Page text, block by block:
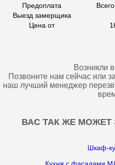
Предоплата
Выезд замерщика
Цена от
Возникли
Позвоните нам сейчас или
наш лучший менеджер
ВАС ТАК ЖЕ МОЖЕТ
Шкaф-